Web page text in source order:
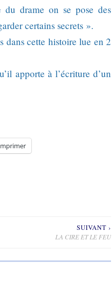
du drame on se pose des
certains secrets ».
dans cette histoire lue en 2
apporte à l’écriture d’un
SUIVANT ›
LA CIRE ET LE FEU